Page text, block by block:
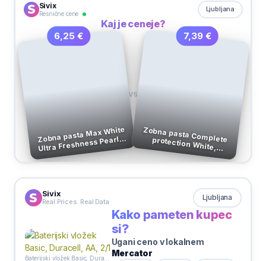
Sivix
Resnične cene
Ljubljana
Kaj je ceneje?
6,25 €
Zobna pasta Max White
Ultra Freshness Pearls,
50 ml
VS
7,39 €
Zobna pasta Complete protection White, Sensodyne, 75 ml
Sivix
Real Prices. Real Data Ljubljana
Kako pameten kupec
si?
Ugani ceno v lokalnem
Mercator